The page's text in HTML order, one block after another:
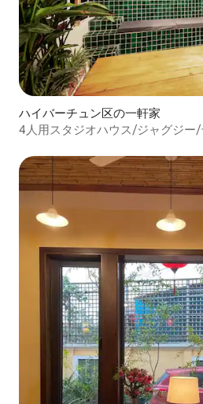
ハイバーチュン区の一軒家
4人用スタジオハウス/ジャグジー